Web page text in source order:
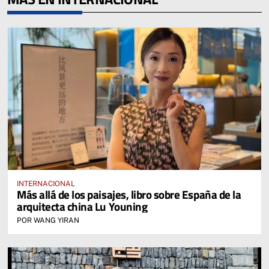
INTERNACIONAL
Más allá de los paisajes, libro sobre España de la
arquitecta china Lu Youning
POR WANG YIRAN